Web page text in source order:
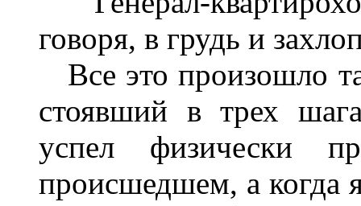
говоря, в грудь и
Все это произошло
стоявший в трех
успел физически
происшедшем, а когда